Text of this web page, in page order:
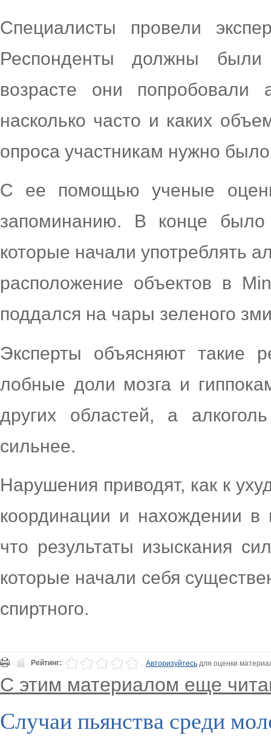
Специалисты провели
Респонденты должны были
возрасте они
насколько часто и каких
опроса участникам нужно
С ее помощью ученые
запоминанию. В конце было
которые начали употреблять
расположение объектов в
поддался на чары зеленого
Эксперты объясняют такие
лобные доли мозга и
других областей, а
сильнее.
Нарушения приводят, как к
координации и нахождении в
что результаты изыскания
которые начали себя
спиртного.
Рейтинг: Авторизуйтесьдля оценки
С этим материалом еще
Случаи пьянства среди